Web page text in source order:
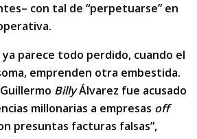
con tal de “perpetuarse” en
ya parece todo perdido, cuando el
emprenden otra embestida.
BillyÁlvarez fue acusado
millonarias a empresas off
presuntas facturas falsas”,